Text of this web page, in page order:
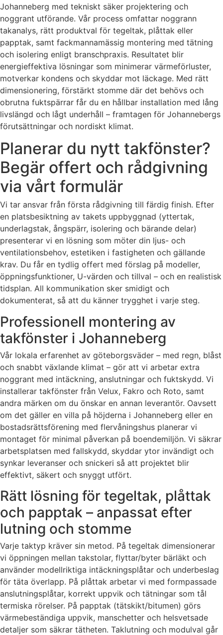
Johanneberg med tekniskt säker projektering och
noggrant utförande. Vår process omfattar noggrann
takanalys, rätt produktval för tegeltak, plåttak eller
papptak, samt fackmannamässig montering med tätning
och isolering enligt branschpraxis. Resultatet blir
energieffektiva lösningar som minimerar värmeförluster,
motverkar kondens och skyddar mot läckage. Med rätt
dimensionering, förstärkt stomme där det behövs och
obrutna fuktspärrar får du en hållbar installation med lång
livslängd och lågt underhåll – framtagen för Johannebergs
förutsättningar och nordiskt klimat.
Planerar du nytt takfönster?
Begär offert och rådgivning
via vårt formulär
Vi tar ansvar från första rådgivning till färdig finish. Efter
en platsbesiktning av takets uppbyggnad (yttertak,
underlagstak, ångspärr, isolering och bärande delar)
presenterar vi en lösning som möter din ljus- och
ventilationsbehov, estetiken i fastigheten och gällande
krav. Du får en tydlig offert med förslag på modeller,
öppningsfunktioner, U-värden och tillval – och en realistisk
tidsplan. All kommunikation sker smidigt och
dokumenterat, så att du känner trygghet i varje steg.
Professionell montering av
takfönster i Johanneberg
Vår lokala erfarenhet av göteborgsväder – med regn, blåst
och snabbt växlande klimat – gör att vi arbetar extra
noggrant med intäckning, anslutningar och fuktskydd. Vi
installerar takfönster från Velux, Fakro och Roto, samt
andra märken om du önskar en annan leverantör. Oavsett
om det gäller en villa på höjderna i Johanneberg eller en
bostadsrättsförening med flervåningshus planerar vi
montaget för minimal påverkan på boendemiljön. Vi säkrar
arbetsplatsen med fallskydd, skyddar ytor invändigt och
synkar leveranser och snickeri så att projektet blir
effektivt, säkert och snyggt utfört.
Rätt lösning för tegeltak, plåttak
och papptak – anpassat efter
lutning och stomme
Varje taktyp kräver sin metod. På tegeltak dimensionerar
vi öppningen mellan takstolar, flyttar/byter bärläkt och
använder modellriktiga intäckningsplåtar och underbeslag
för täta överlapp. På plåttak arbetar vi med formpassade
anslutningsplåtar, korrekt uppvik och tätningar som tål
termiska rörelser. På papptak (tätskikt/bitumen) görs
värmebeständiga uppvik, manschetter och helsvetsade
detaljer som säkrar tätheten. Taklutning och modulval går